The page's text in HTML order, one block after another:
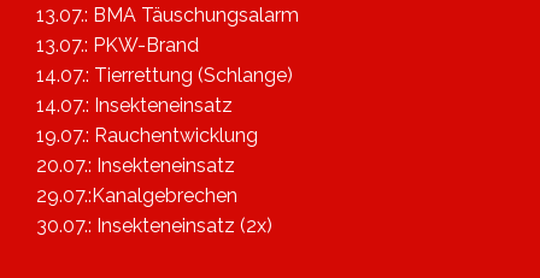
13.07.: BMA Täuschungsalarm
13.07.: PKW-Brand
14.07.: Tierrettung (Schlange)
14.07.: Insekteneinsatz
19.07.: Rauchentwicklung
20.07.: Insekteneinsatz
29.07.:Kanalgebrechen
30.07.: Insekteneinsatz (2x)